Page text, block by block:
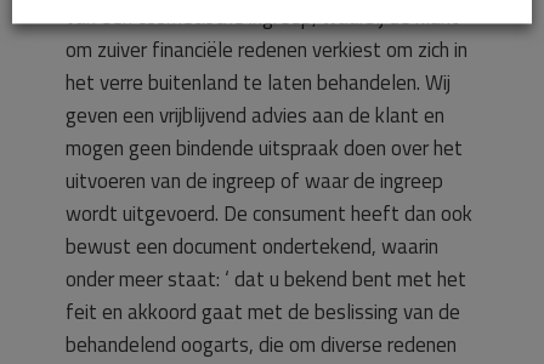
van een cosmetische ingreep, waarbij de klant
om zuiver financiële redenen verkiest om zich in
het verre buitenland te laten behandelen. Wij
geven een vrijblijvend advies aan de klant en
mogen geen bindende uitspraak doen over het
uitvoeren van de ingreep of waar de ingreep
wordt uitgevoerd. De consument heeft dan ook
bewust een document ondertekend, waarin
onder meer staat: ‘ dat u bekend bent met het
feit en akkoord gaat met de beslissing van de
behandelend oogarts, die om diverse redenen